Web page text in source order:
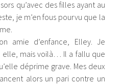
qu’avec des filles ayant au
je m’en fous pourvu que la
amie d’enfance, Elley. Je
elle, mais voilà… Il a fallu que
déprime grave. Mes deux
alors un pari contre un